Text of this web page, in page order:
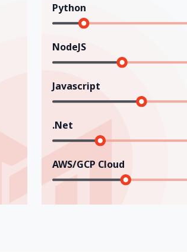
Python
NodeJS
Javascript
.Net
AWS/GCP Cloud